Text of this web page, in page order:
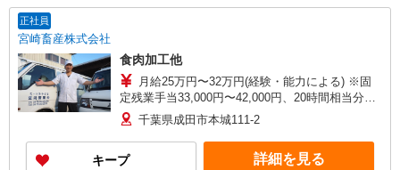
正社員
宮崎畜産株式会社
食肉加工他
月給25万円〜32万円(経験・能力による) ※固
定残業手当33,000円〜42,000円、20時間相当分含
む。 時間外手当は時間外労働の有無にかかわら
ず20時間相当分を支給。 20時間を超える時間外
労働は追加で支給。 【収入例】 月給250,000円〜
320,000円×12ヶ月＋賞与 ＝1年目 3,150,000円〜
千葉県成田市本城111-2
キープ 詳細を見る